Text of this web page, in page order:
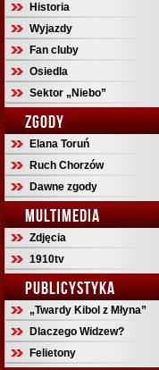
Historia
Wyjazdy
Fan cluby
Osiedla
Sektor „Niebo”
ZGODY
Elana Toruń
Ruch Chorzów
Dawne zgody
MULTIMEDIA
Zdjęcia
1910tv
PUBLICYSTYKA
„Twardy Kibol z Młyna”
Dlaczego Widzew?
Felietony